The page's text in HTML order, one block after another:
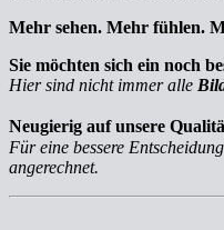
Mehr sehen. Mehr fühlen.
Sie möchten sich ein noch
Hier sind nicht immer alle
Neugierig auf unsere
Für eine bessere
angerechnet.